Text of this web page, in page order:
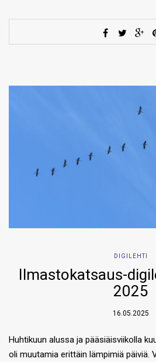
DIGILEHTI
Ilmastokatsaus-
2025
16.05.2025
Huhtikuun alussa ja pääsiäisviikolla
oli muutamia erittäin lämpimiä päiviä.